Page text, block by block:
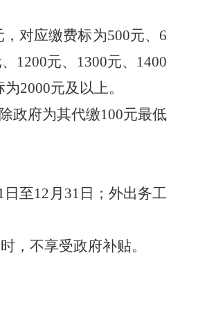
，对应缴费标为500元、6
1200元、1300元、1400
2000元及以上。
政府为其代缴100元最低
日至12月31日；外出务工
，不享受政府补贴。